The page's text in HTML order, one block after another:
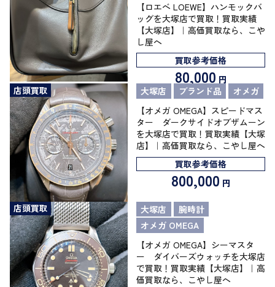
【ロエベ LOEWE】ハンモックバ
ッグを大塚店で買取！買取実績
【大塚店】｜高価買取なら、こや
し屋へ
買取参考価格
80,000 円
店頭買取
大塚店 ブランド品
オメガ
【オメガ OMEGA】スピードマス
ター ダークサイドオブザムーン
を大塚店で買取！買取実績【大塚
店】｜高価買取なら、こやし屋へ
買取参考価格
800,000 円
店頭買取 大塚店
腕時計
オメガ OMEGA
【オメガ OMEGA】シーマスタ
ー ダイバーズウォッチを大塚店
で買取！買取実績【大塚店】｜高
価買取なら、こやし屋へ